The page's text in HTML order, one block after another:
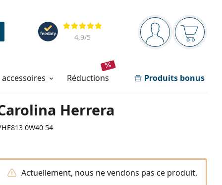
Barre de navigation
Vous êtesVotre
Évaluation
4,9/5
réductions Produits bonus
Herrera
0W40 54
Actuellement, nous ne vendons pas ce produit.